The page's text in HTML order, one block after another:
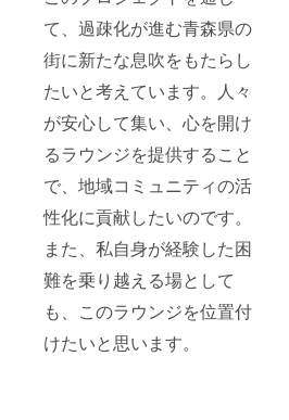
て、過疎化が進む青森県の
街に新たな息吹をもたらし
たいと考えています。人々
が安心して集い、心を開け
るラウンジを提供すること
で、地域コミュニティの活
性化に貢献したいのです。
また、私自身が経験した困
難を乗り越える場として
も、このラウンジを位置付
けたいと思います。